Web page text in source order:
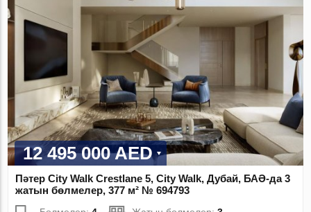
12 495 000 AED
Пәтер City Walk Crestlane 5, City Walk, Дубай, БАӘ-да 3
жатын бөлмелер, 377 м² № 694793